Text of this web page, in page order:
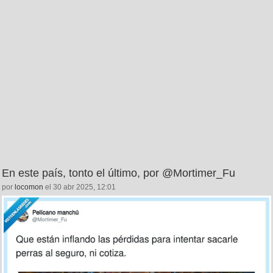
En este país, tonto el último, por @Mortimer_Fu
por locomon el 30 abr 2025, 12:01